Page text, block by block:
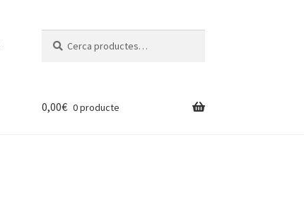
0,00€ 0 producte